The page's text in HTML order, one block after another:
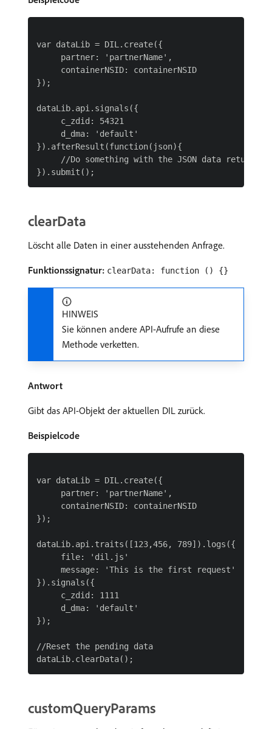
var dataLib = DIL.create({
     partner: 'partnerName',
     containerNSID: containerNSID
});
dataLib.api.signals({
     c_zdid: 54321
     d_dma: 'default'
}).afterResult(function(json){
//Do something with the JSON data returned
clearData
Löscht alle Daten in einer ausstehenden Anfrage.
Funktionssignatur: clearData: function () {}
HINWEIS
Sie können andere API-Aufrufe an diese
Methode verketten.
Antwort
Gibt das API-Objekt der aktuellen DIL zurück.
Beispielcode
var dataLib = DIL.create({
     partner: 'partnerName',
     containerNSID: containerNSID
});
dataLib.api.traits([123,456, 789]).logs({
     file: 'dil.js'
     message: 'This is the first request'
}).signals({
     c_zdid: 1111
     d_dma: 'default'
});
//Reset the pending data
customQueryParams